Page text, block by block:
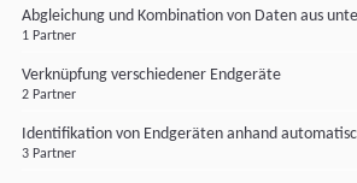
Abgleichung und Kombination von Daten aus
1 Partner
Verknüpfung verschiedener Endgeräte
2 Partner
Identifikation von Endgeräten anhand
3 Partner